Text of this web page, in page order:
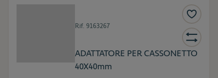
Rif. 9163267
ADATTATORE PER CASSONETTO
40X40mm